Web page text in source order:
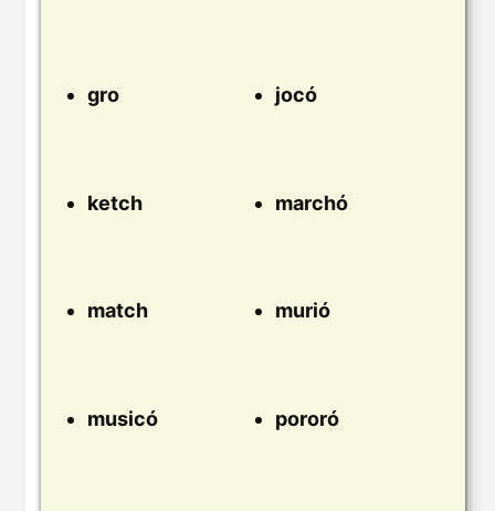
gro jocó
ketch marchó
match murió
musicó pororó